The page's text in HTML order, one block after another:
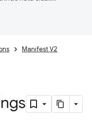
Manifest V2